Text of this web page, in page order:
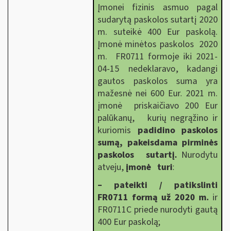
Įmonei fizinis asmuo pagal
sudarytą paskolos sutartį 2020
m. suteikė 400 Eur paskolą.
Įmonė minėtos paskolos 2020
m. FR0711 formoje iki 2021-
04-15 nedeklaravo, kadangi
gautos paskolos suma yra
mažesnė nei 600 Eur. 2021 m.
įmonė priskaičiavo 200 Eur
palūkanų, kurių negrąžino ir
kuriomis padidino paskolos
sumą, pakeisdama pirminės
paskolos sutartį. Nurodytu
atveju, įmonė turi:
– pateikti / patikslinti
FR0711 formą už 2020 m. ir
FR0711C priede nurodyti gautą
400 Eur paskolą;